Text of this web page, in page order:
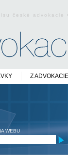
české
Z ADVOKACIE
WEBU